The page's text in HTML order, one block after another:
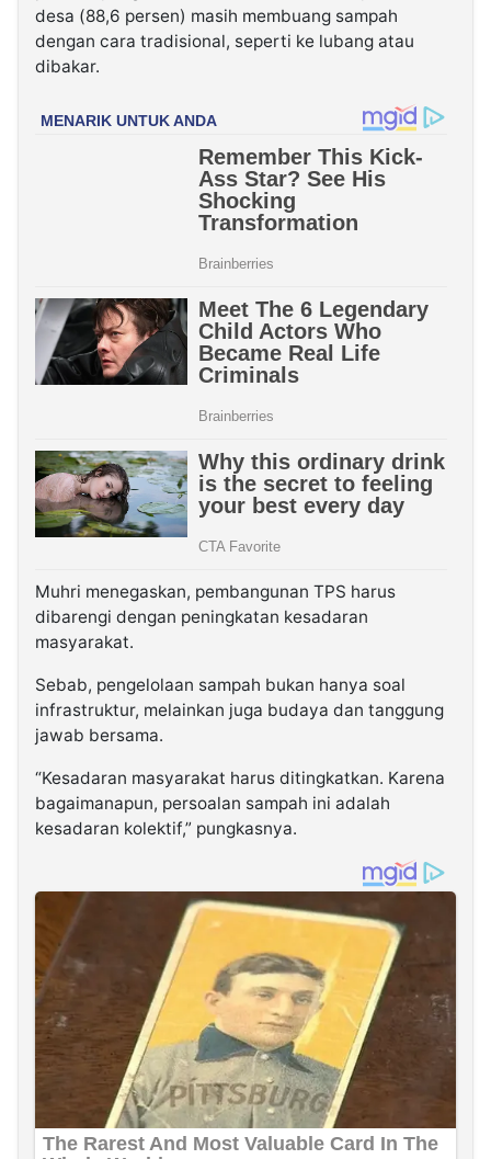
desa (88,6 persen) masih membuang sampah
dengan cara tradisional, seperti ke lubang atau
dibakar.
Muhri menegaskan, pembangunan TPS harus
dibarengi dengan peningkatan kesadaran
masyarakat.
Sebab, pengelolaan sampah bukan hanya soal
infrastruktur, melainkan juga budaya dan tanggung
jawab bersama.
“Kesadaran masyarakat harus ditingkatkan. Karena
bagaimanapun, persoalan sampah ini adalah
kesadaran kolektif,” pungkasnya.